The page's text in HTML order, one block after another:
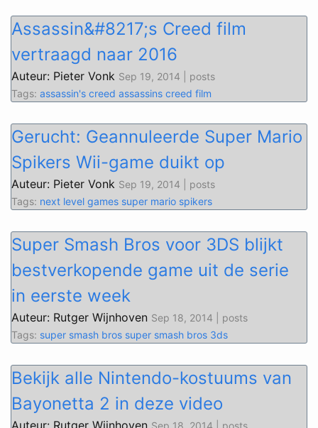
Assassin&#8217;s Creed film
vertraagd naar 2016
Auteur: Pieter Vonk Sep 19, 2014 | posts
Tags: assassin's creed assassins creed film
Gerucht: Geannuleerde Super Mario
Spikers Wii-game duikt op
Auteur: Pieter Vonk Sep 19, 2014 | posts
Tags: next level games super mario spikers
Super Smash Bros voor 3DS blijkt
bestverkopende game uit de serie
in eerste week
Auteur: Rutger Wijnhoven Sep 18, 2014 | posts
Tags: super smash bros super smash bros 3ds
Bekijk alle Nintendo-kostuums van
Bayonetta 2 in deze video
Auteur: Rutger Wijnhoven Sep 18, 2014 | posts